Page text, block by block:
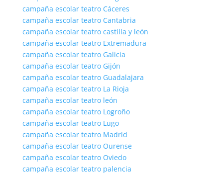
campaña escolar teatro Cáceres
campaña escolar teatro Cantabria
campaña escolar teatro castilla y león
campaña escolar teatro Extremadura
campaña escolar teatro Galicia
campaña escolar teatro Gijón
campaña escolar teatro Guadalajara
campaña escolar teatro La Rioja
campaña escolar teatro león
campaña escolar teatro Logroño
campaña escolar teatro Lugo
campaña escolar teatro Madrid
campaña escolar teatro Ourense
campaña escolar teatro Oviedo
campaña escolar teatro palencia